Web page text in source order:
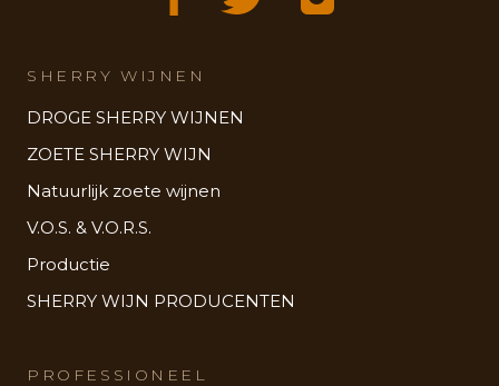
SHERRY WIJNEN
DROGE SHERRY WIJNEN
ZOETE SHERRY WIJN
Natuurlijk zoete wijnen
V.O.S. & V.O.R.S.
Productie
SHERRY WIJN PRODUCENTEN
PROFESSIONEEL